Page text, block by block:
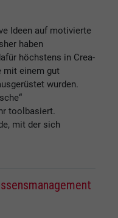
Ideen auf motivierte
haben
höchstens in Crea-
mit einem gut
wurden.
toolbasiert.
mit der sich